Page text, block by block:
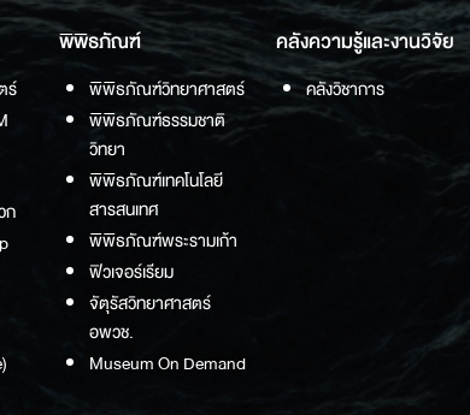
ร์
ก
พิพิธภัณฑ์
พิพิธภัณฑ์วิทยาศาสตร์
พิพิธภัณฑ์ธรรมชาติ
วิทยา
พิพิธภัณฑ์เทคโนโลยี
สารสนเทศ
พิพิธภัณฑ์พระรามเก้า
ฟิวเจอร์เรียม
จัตุรัสวิทยาศาสตร์
อพวช.
Museum On Demand
คลังความรู้และงานวิจัย
คลังวิชาการ